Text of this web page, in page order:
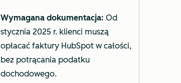
Wymagana dokumentacja: Od
stycznia 2025 r. klienci muszą
opłacać faktury HubSpot w całości,
bez potrącania podatku
dochodowego.